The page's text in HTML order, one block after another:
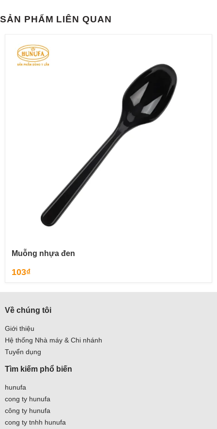
SẢN PHẨM LIÊN QUAN
Muỗng nhựa đen
103₫
Về chúng tôi
Giới thiệu
Hệ thống Nhà máy & Chi nhánh
Tuyển dụng
Tìm kiếm phổ biến
hunufa
cong ty hunufa
công ty hunufa
cong ty tnhh hunufa